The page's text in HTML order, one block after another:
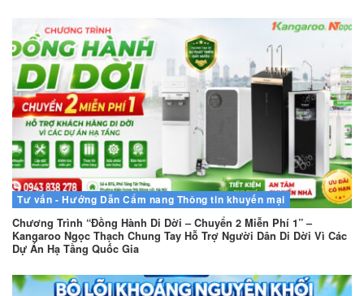
Tư vấn - Hướng Dẫn Cẩm nang Thông tin khuyến mại
Chương Trình “Đồng Hành Di Dời – Chuyển 2 Miễn Phí 1” –
Kangaroo Ngọc Thạch Chung Tay Hỗ Trợ Người Dân Di Dời Vì Các
Dự Án Hạ Tầng Quốc Gia